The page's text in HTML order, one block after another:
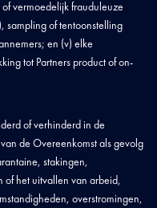
vermoedelijk frauduleuze
sampling of tentoonstelling
en (v) elke
tot Partners product of on-
of verhinderd in de
de Overeenkomst als gevolg
stakingen,
of het uitvallen van arbeid,
overstromingen,